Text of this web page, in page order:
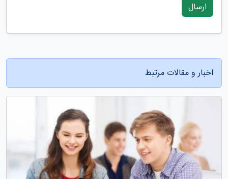
ارسال
اخبار و مقالات مرتبط